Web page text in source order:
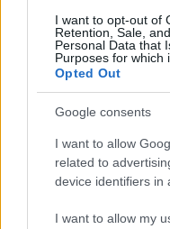
I want to opt-out of
Retention, Sale,
Personal Data that
Purposes for which
Opted Out
Google consents
I want to allow
related to
device identifiers in
I want to allow my
Τουρισμός για Ολους
voucher διακοπών